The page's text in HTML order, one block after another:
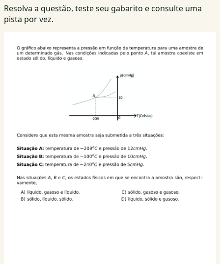
Resolva a questão, teste seu gabarito e consulte uma
pista por vez.